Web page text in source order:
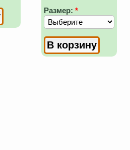
Размер:*